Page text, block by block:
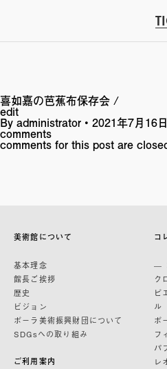
喜如嘉の芭蕉布保存会 /
edit
By administrator • 2021年7月16日
comments
comments for this post are
美術館について
基本理念
館長ご挨拶
歴史
ビジョン
ポーラ美術振興財団について
SDGsへの取り組み
ご利用案内
コ
—
ク
ピ
ル
ポ
フ
パ
レ